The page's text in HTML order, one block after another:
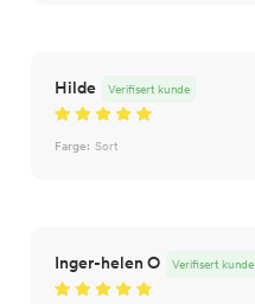
Hilde Verifisert kunde
Farge: Sort
Inger-helen O Verifisert kunde